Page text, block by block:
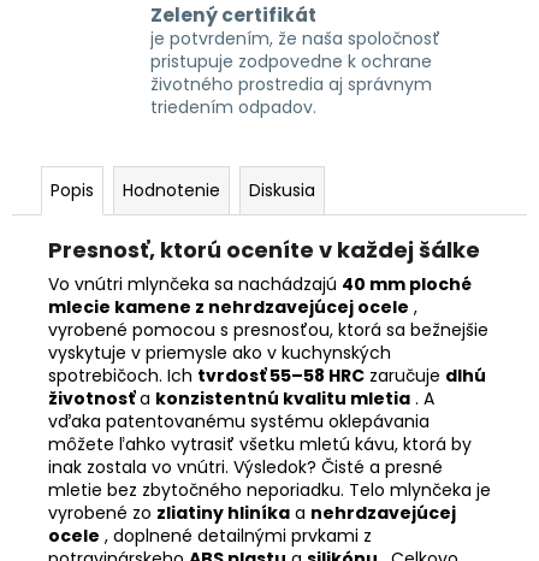
Zelený certifikát
je potvrdením, že naša spoločnosť
pristupuje zodpovedne k ochrane
životného prostredia aj správnym
triedením odpadov.
Popis Hodnotenie Diskusia
Presnosť, ktorú oceníte v každej šálke
Vo vnútri mlynčeka sa nachádzajú 40 mm ploché
mlecie kamene z nehrdzavejúcej ocele ,
vyrobené pomocou s presnosťou, ktorá sa bežnejšie
vyskytuje v priemysle ako v kuchynských
spotrebičoch. Ich tvrdosť 55–58 HRC zaručuje dlhú
životnosť a konzistentnú kvalitu mletia . A
vďaka patentovanému systému oklepávania
môžete ľahko vytrasiť všetku mletú kávu, ktorá by
inak zostala vo vnútri. Výsledok? Čisté a presné
mletie bez zbytočného neporiadku. Telo mlynčeka je
vyrobené zo zliatiny hliníka a nehrdzavejúcej
ocele , doplnené detailnými prvkami z